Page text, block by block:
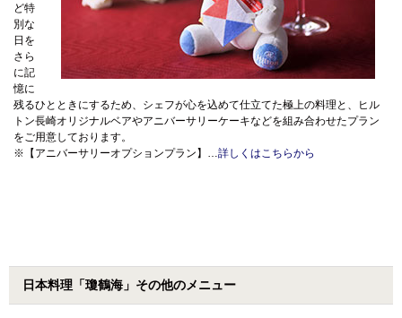
ど特
別な
日を
さら
に記
憶に
残るひとときにするため、シェフが心を込めて仕立てた極上の料理と、ヒル
トン長崎オリジナルベアやアニバーサリーケーキなどを組み合わせたプラン
をご用意しております。
※【アニバーサリーオプションプラン】… 詳しくはこちらから
日本料理「瓊鶴海」その他のメニュー